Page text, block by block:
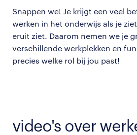
Snappen we! Je krijgt een veel
werken in het onderwijs als je
eruit ziet. Daarom nemen we je
verschillende werkplekken en
precies welke rol bij jou past!
video's over